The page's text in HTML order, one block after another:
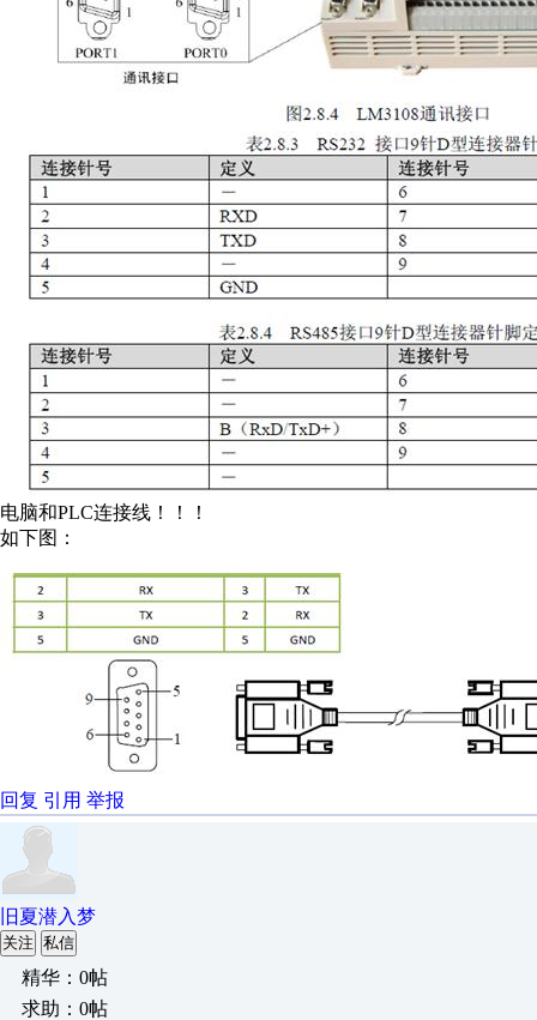
电脑和PLC连接线！！！
如下图：
回复 引用 举报
旧夏潜入梦
关注 私信
精华：0帖
求助：0帖